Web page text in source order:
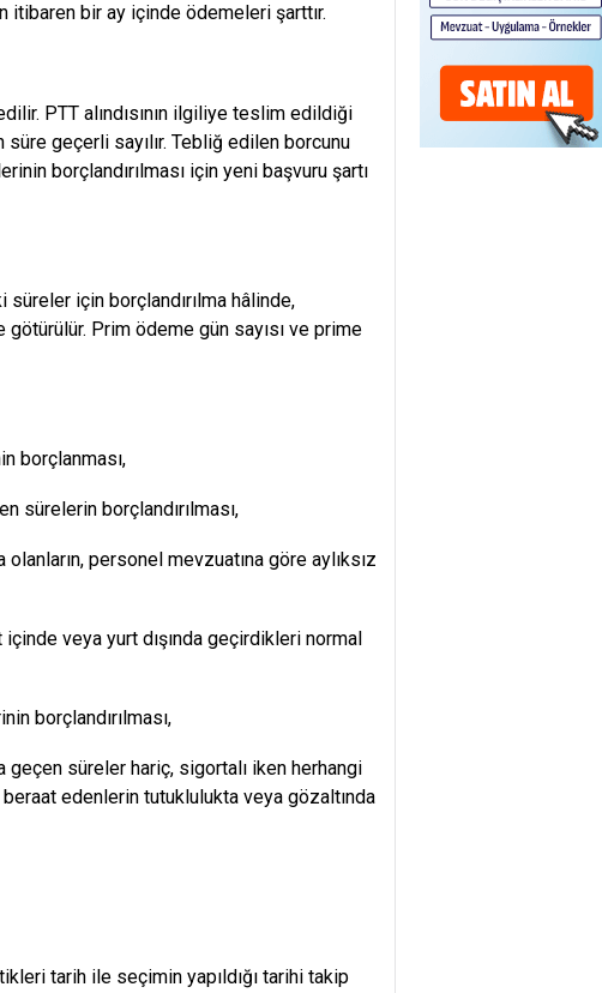
itibaren bir ay içinde ödemeleri şarttır.
PTT alındısının ilgiliye teslim edildiği
geçerli sayılır. Tebliğ edilen borcunu
borçlandırılması için yeni başvuru şartı
süreler için borçlandırılma hâlinde,
götürülür. Prim ödeme gün sayısı ve prime
borçlanması,
sürelerin borçlandırılması,
personel mevzuatına göre aylıksız
veya yurt dışında geçirdikleri normal
borçlandırılması,
geçen süreler hariç, sigortalı iken herhangi
edenlerin tutuklulukta veya gözaltında
tarih ile seçimin yapıldığı tarihi takip